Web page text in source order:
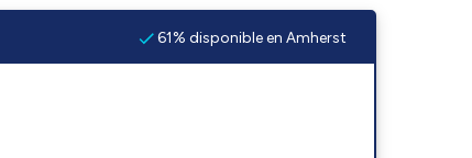
61% disponible en Amherst